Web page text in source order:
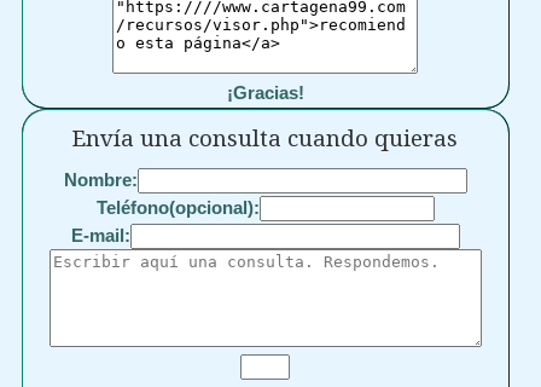
¡Gracias!
Envía una consulta cuando quieras
Nombre:
Teléfono(opcional):
E-mail: